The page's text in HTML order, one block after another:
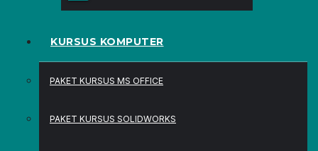
KURSUS KOMPUTER
PAKET KURSUS MS OFFICE
PAKET KURSUS SOLIDWORKS